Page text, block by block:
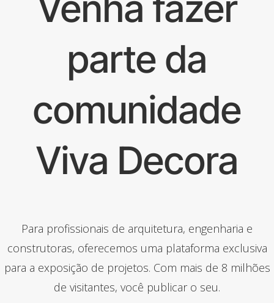
parte da
comunidade
Viva Decora
Para profissionais de arquitetura, engenharia e
construtoras, oferecemos uma plataforma exclusiva
para a exposição de projetos. Com mais de 8 milhões
de visitantes, você publicar o seu.